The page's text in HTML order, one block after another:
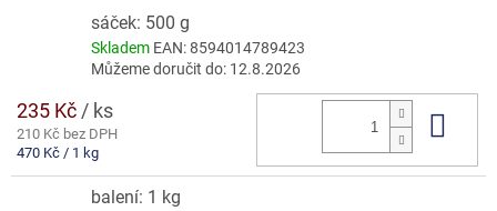
sáček: 500 g
Skladem EAN:8594014789423
Můžeme doručit do: 12.8.2026
235 Kč / ks
210 Kč bez DPH
Měrná
470 Kč / 1 kg
balení: 1 kg